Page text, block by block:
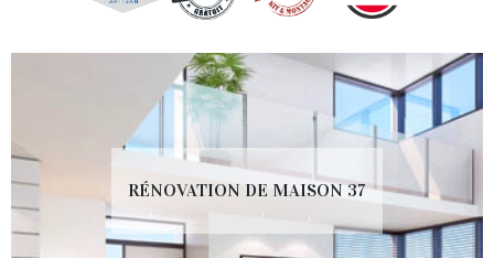
RÉNOVATION DE MAISON 37